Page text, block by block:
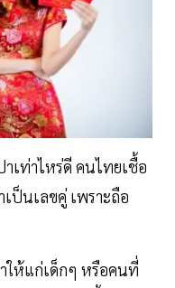
เท่าไหร่ดี คนไทยเชื้อ
ป็นเลขคู่ เพราะถือ
ให้แก่เด็กๆ หรือคนที่